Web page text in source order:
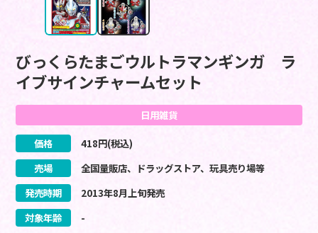
びっくらたまごウルトラマンギンガ ラ
イブサインチャームセット
日用雑貨
価格 418円(税込)
売場
全国量販店、ドラッグストア、玩具売り場等
発売時期
2013年8月上旬発売
対象年齢
-